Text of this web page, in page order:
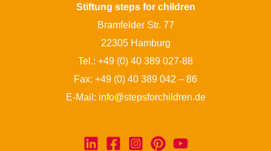
Stiftung steps for children
Bramfelder Str. 77
22305 Hamburg
Tel.: +49 (0) 40 389 027-88
Fax: +49 (0) 40 389 042 – 86
E-Mail: info@stepsforchildren.de